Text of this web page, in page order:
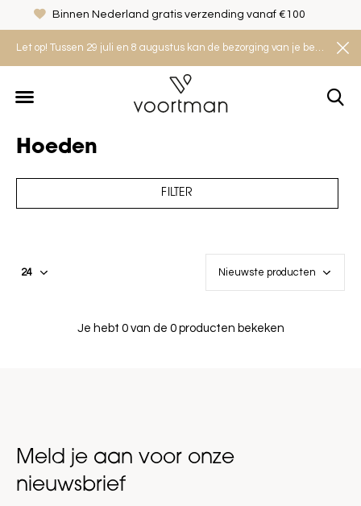
Let op! Tussen 29 juli en 8 augustus kan de bezorging van je bestelling iets langer duren. Houd rekening met een levertijd van 2 tot 4 werkdagen.
Binnen Nederland gratis verzending vanaf €100
Hoeden
FILTER
Je hebt 0 van de 0 producten bekeken
Meld je aan voor onze
nieuwsbrief